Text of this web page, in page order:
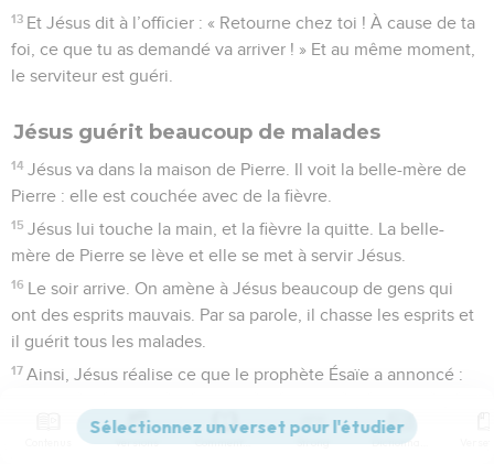
13 Et Jésus dit à l’officier : « Retourne chez toi ! À cause de ta
foi, ce que tu as demandé va arriver ! » Et au même moment,
le serviteur est guéri.
Jésus guérit beaucoup de malades
14 Jésus va dans la maison de Pierre. Il voit la belle-mère de
Pierre : elle est couchée avec de la fièvre.
15 Jésus lui touche la main, et la fièvre la quitte. La belle-
mère de Pierre se lève et elle se met à servir Jésus.
16 Le soir arrive. On amène à Jésus beaucoup de gens qui
ont des esprits mauvais. Par sa parole, il chasse les esprits et
il guérit tous les malades.
17 Ainsi, Jésus réalise ce que le prophète Ésaïe a annoncé :
maladies. »
Versions Commentaires Strong